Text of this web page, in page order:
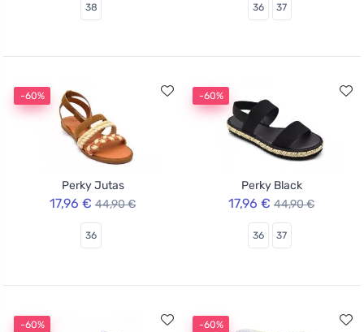
38 36 37
-60%
Perky Jutas
17,96 € 44,90 €
36
-60%
Perky Black
17,96 € 44,90 €
36 37
-60% -60%